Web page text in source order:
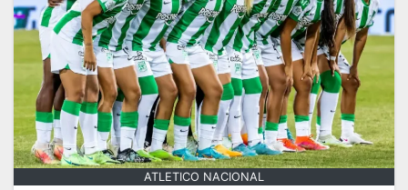
ATLETICO NACIONAL